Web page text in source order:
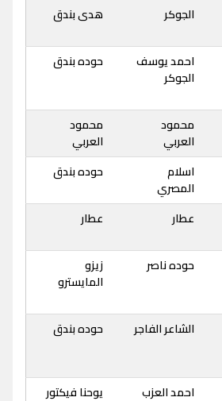
الجوكر هدى بندق
احمد يوسف
الجوكر
حوده بندق
محمود
العربي
محمود
العربي
اسلام
المصري
حوده بندق
عطار عطار
حوده ناصر
زيزو
المايسترو
الشاعر الفاجر حوده بندق
احمد العزب يوحنا فيكتور